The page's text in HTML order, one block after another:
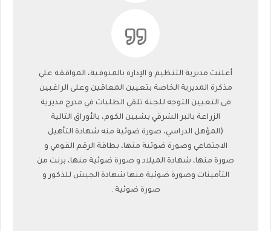
أعلنت مديرية التنظيم و الإدارة بالمنوفية، الموافقة علي
مذكرة المديرية الخاصة بتعيين المعاقين وعلى الراغبين
فى التعيين التوجه للجنة تلقي الطلبات في مدرج مديرية
الزراعة بالبر الشرقي بشبين الكوم، بالأوراق التالية
(المؤهل الدراسي، صورة ضوئية منه شهادة التأهيل
الاجتماعي وصورة ضوئية منها، بطاقة الرقم القومي و
صورة منها، شهادة الميلاد و صورة ضوئية منها، برنت من
التأمينات وصورة ضوئية منها شهادة الجيش للذكور و
صورة ضوئية .